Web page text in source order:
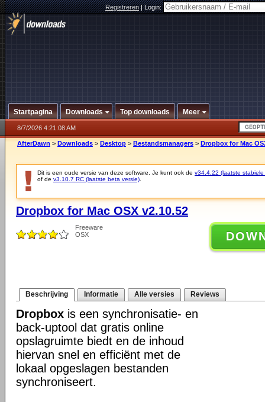
Registreren|Login:
Startpagina Downloads Top downloads Meer
8/7/2026 4:21:08 AM
AfterDawn > Downloads > Desktop > Bestandsmanagers > Dropbox for Mac
Dit is een oude versie van deze software. Je kunt ook de v34.4.22 (laatste stabiele
of de v3.10.7 RC (laatste beta versie)
Dropbox for Mac OSX v2.10.52
Freeware
OSX
Beschrijving Informatie Alle versies Reviews
Dropbox is een synchronisatie- en
back-uptool dat gratis online
opslagruimte biedt en de inhoud
hiervan snel en efficiënt met de
lokaal opgeslagen bestanden
synchroniseert.